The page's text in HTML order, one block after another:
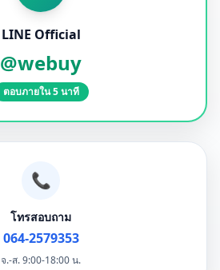
LINE Official
@webuy
ตอบภายใน 5 นาที
📞
โทรสอบถาม
064-2579353
จ.-ส. 9:00-18:00 น.